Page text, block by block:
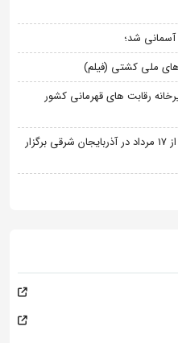
آسمانی شد؛
ملی کشتی (فیلم)
رقابت های قهرمانی کشور
اردوی تیم ملی کشتی ساحلی نوجوانان از 17 مرداد در آذربایجان شرقی برگزار